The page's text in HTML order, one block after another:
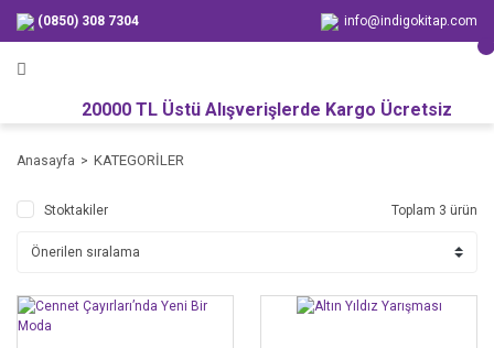
(0850) 308 7304 info@indigokitap.com
20000 TL Üstü Alışverişlerde Kargo Ücretsiz
Anasayfa KATEGORİLER
Stoktakiler Toplam 3 ürün